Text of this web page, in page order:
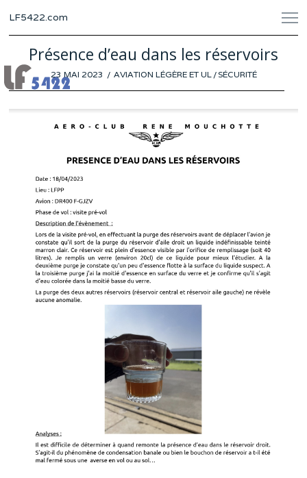
LF5422.com
Présence d’eau dans les réservoirs
POSTED
ON
23 MAI 2023 18AVIATION LÉGÈRE ET UL / SÉCURITÉ